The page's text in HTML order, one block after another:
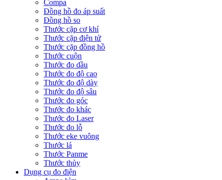
Compa
Đồng hồ đo áp suất
Đồng hồ so
Thước cặp cơ khí
Thước cặp điện tử
Thước cặp đồng hồ
Thước cuộn
Thước đo dầu
Thước đo độ cao
Thước đo độ dày
Thước đo độ sâu
Thước đo góc
Thước đo khác
Thước đo Laser
Thước đo lỗ
Thước eke vuông
Thước lá
Thước Panme
Thước thủy
Dụng cụ đo điện